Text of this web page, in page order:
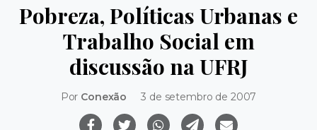
Pobreza, Políticas Urbanas e
Trabalho Social em
discussão na UFRJ
Por Conexão 3 de setembro de 2007